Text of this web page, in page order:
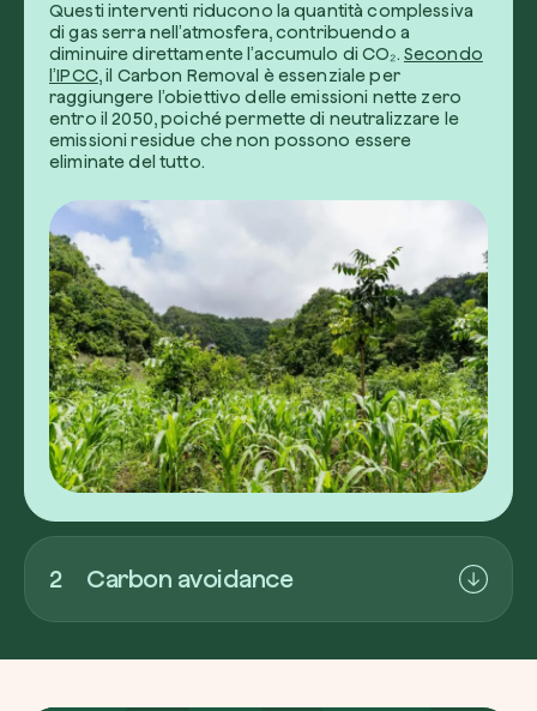
Questi interventi riducono la quantità complessiva
di gas serra nell’atmosfera, contribuendo a
diminuire direttamente l’accumulo di CO₂. Secondo
l’IPCC, il Carbon Removal è essenziale per
raggiungere l’obiettivo delle emissioni nette zero
entro il 2050, poiché permette di neutralizzare le
emissioni residue che non possono essere
eliminate del tutto.
2 Carbon avoidance
D’altra parte,ilcarbon avoidanceriguarda